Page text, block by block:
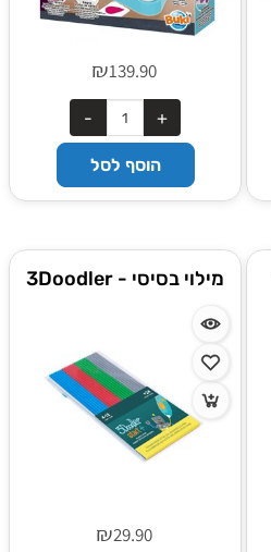
₪139.90
הוסף לסל
מילוי בסיסי - 3Doodler
₪29.90